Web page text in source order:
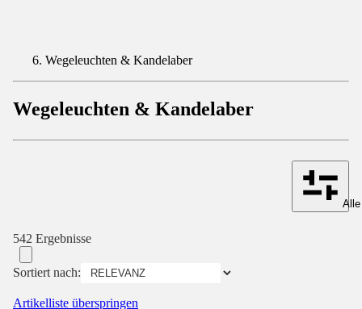
Wegeleuchten & Kandelaber
Wegeleuchten & Kandelaber
542 Ergebnisse
Sortiert nach:
Artikelliste überspringen